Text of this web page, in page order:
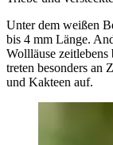
Unter dem weißen
bis 4 mm Länge.
Wollläuse
treten besonders an
und Kakteen auf.